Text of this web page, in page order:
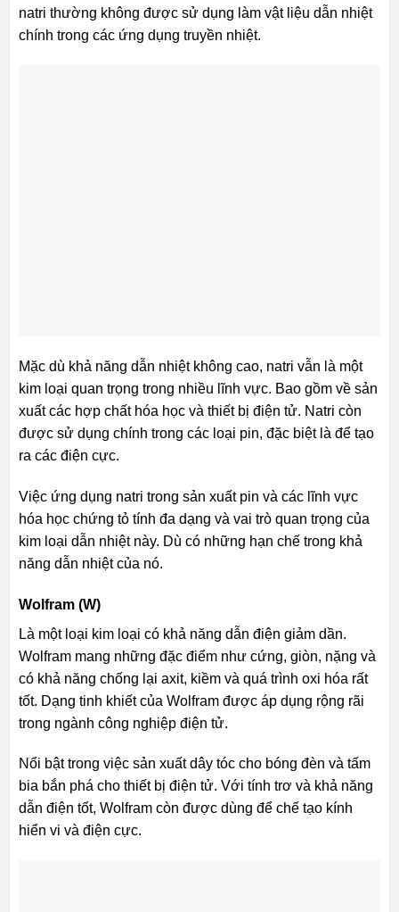
natri thường không được sử dụng làm vật liệu dẫn nhiệt
chính trong các ứng dụng truyền nhiệt.
Mặc dù khả năng dẫn nhiệt không cao, natri vẫn là một
kim loại quan trọng trong nhiều lĩnh vực. Bao gồm về sản
xuất các hợp chất hóa học và thiết bị điện tử. Natri còn
được sử dụng chính trong các loại pin, đặc biệt là để tạo
ra các điện cực.
Việc ứng dụng natri trong sản xuất pin và các lĩnh vực
hóa học chứng tỏ tính đa dạng và vai trò quan trọng của
kim loại dẫn nhiệt này. Dù có những hạn chế trong khả
năng dẫn nhiệt của nó.
Wolfram (W)
Là một loại kim loại có khả năng dẫn điện giảm dần.
Wolfram mang những đặc điểm như cứng, giòn, nặng và
có khả năng chống lại axit, kiềm và quá trình oxi hóa rất
tốt. Dạng tinh khiết của Wolfram được áp dụng rộng rãi
trong ngành công nghiệp điện tử.
Nổi bật trong việc sản xuất dây tóc cho bóng đèn và tấm
bia bắn phá cho thiết bị điện tử. Với tính trơ và khả năng
dẫn điện tốt, Wolfram còn được dùng để chế tạo kính
hiển vi và điện cực.